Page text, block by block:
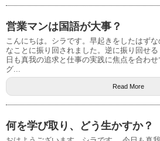
営業マンは国語が大事？
こんにちは。シラです。早起きをしたはず
なことに振り回されました。逆に振り回せ
日も真我の追求と仕事の実践に焦点を合わ
グ...
Read More
何を学び取り、どう生かすか？